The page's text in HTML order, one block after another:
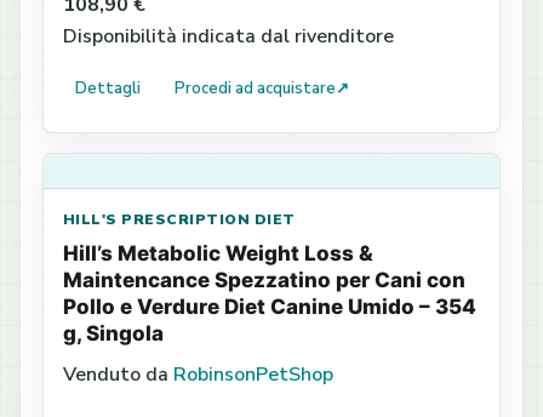
Disponibilità indicata dal rivenditore
Dettagli Procedi ad acquistare↗
HILL'S PRESCRIPTION DIET
Hill’s Metabolic Weight Loss &
Maintencance Spezzatino per Cani con
Pollo e Verdure Diet Canine Umido – 354
g, Singola
Venduto da RobinsonPetShop